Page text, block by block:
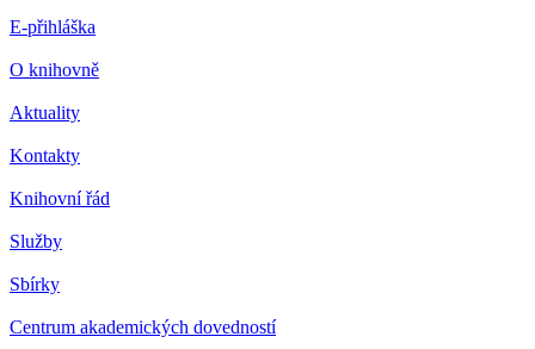
E-přihláška
O knihovně
Aktuality
Kontakty
Knihovní řád
Služby
Sbírky
Centrum akademických dovedností